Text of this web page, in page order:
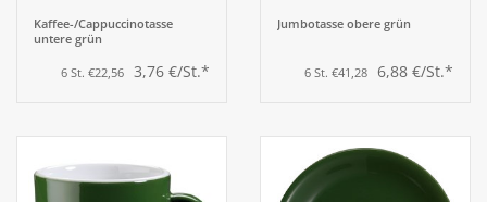
Kaffee-/Cappuccinotasse
untere grün
6 St. €22,56 3,76 €/St.*
Jumbotasse obere grün
6 St. €41,28 6,88 €/St.*